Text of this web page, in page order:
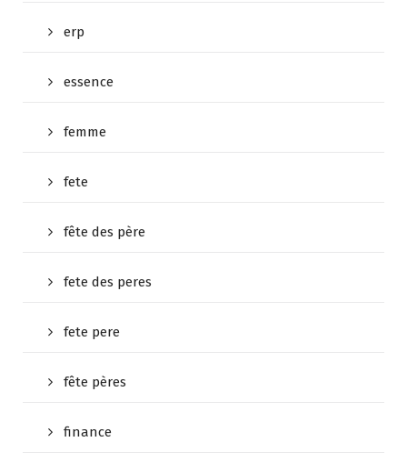
erp
essence
femme
fete
fête des père
fete des peres
fete pere
fête pères
finance